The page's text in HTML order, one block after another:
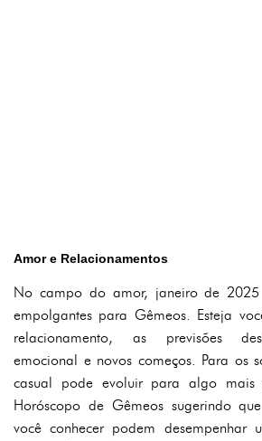
Amor e Relacionamentos
No campo do amor, janeiro de 2025
empolgantes para Gêmeos. Esteja
relacionamento, as previsões
emocional e novos começos. Para os
casual pode evoluir para algo mais
Horóscopo de Gêmeos sugerindo
você conhecer podem desempenhar